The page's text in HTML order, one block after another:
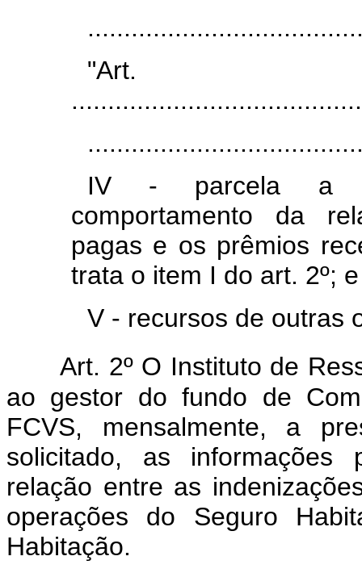
IV - parcela a
comportamento da
pagas e os prêmios
trata o item I do art. 2º; e
V - recursos de outras
Art. 2º O Instituto de
ao gestor do fundo de
FCVS, mensalmente, a
solicitado, as informações
relação entre as
operações do Seguro
Habitação.